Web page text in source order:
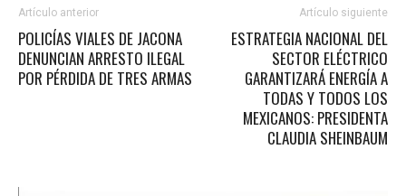
Artículo anterior
POLICÍAS VIALES DE JACONA
DENUNCIAN ARRESTO ILEGAL
POR PÉRDIDA DE TRES ARMAS
Artículo siguiente
ESTRATEGIA NACIONAL DEL
SECTOR ELÉCTRICO
GARANTIZARÁ ENERGÍA A
TODAS Y TODOS LOS
MEXICANOS: PRESIDENTA
CLAUDIA SHEINBAUM